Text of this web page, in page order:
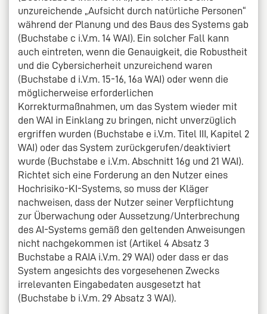
unzureichende „Aufsicht durch natürliche Personen“
während der Planung und des Baus des Systems gab
(Buchstabe c i.V.m. 14 WAI). Ein solcher Fall kann
auch eintreten, wenn die Genauigkeit, die Robustheit
und die Cybersicherheit unzureichend waren
(Buchstabe d i.V.m. 15-16, 16a WAI) oder wenn die
möglicherweise erforderlichen
Korrekturmaßnahmen, um das System wieder mit
den WAI in Einklang zu bringen, nicht unverzüglich
ergriffen wurden (Buchstabe e i.V.m. Titel III, Kapitel 2
WAI) oder das System zurückgerufen/deaktiviert
wurde (Buchstabe e i.V.m. Abschnitt 16g und 21 WAI).
Richtet sich eine Forderung an den Nutzer eines
Hochrisiko-KI-Systems, so muss der Kläger
nachweisen, dass der Nutzer seiner Verpflichtung
zur Überwachung oder Aussetzung/Unterbrechung
des AI-Systems gemäß den geltenden Anweisungen
nicht nachgekommen ist (Artikel 4 Absatz 3
Buchstabe a RAIA i.V.m. 29 WAI) oder dass er das
System angesichts des vorgesehenen Zwecks
irrelevanten Eingabedaten ausgesetzt hat
(Buchstabe b i.V.m. 29 Absatz 3 WAI).